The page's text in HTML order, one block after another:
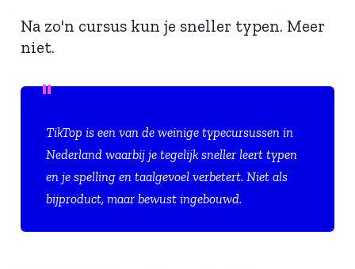
Na zo'n cursus kun je sneller typen. Meer
niet.
TikTop is een van de weinige typecursussen in
Nederland waarbij je tegelijk sneller leert typen
en je spelling en taalgevoel verbetert. Niet als
bijproduct, maar bewust ingebouwd.